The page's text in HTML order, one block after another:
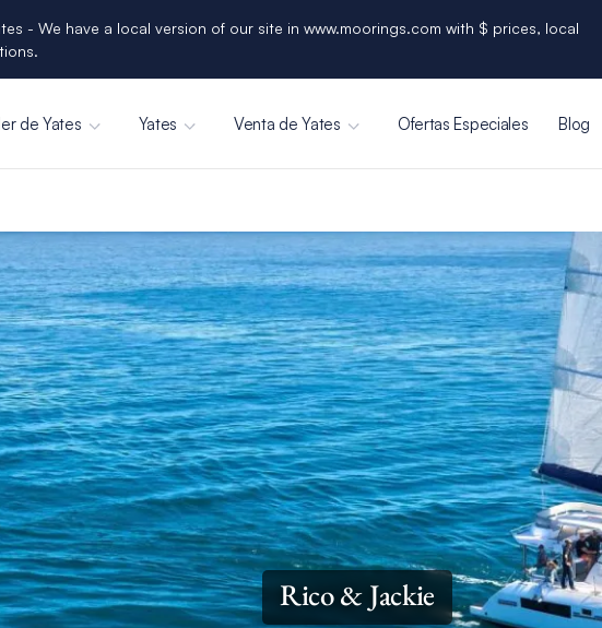
- We have a local version of our site in www.moorings.com with $ prices, local
de Yates Yates Venta de Yates Ofertas Especiales Blog
Rico & Jackie